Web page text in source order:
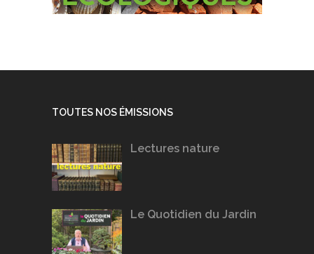
TOUTES NOS ÉMISSIONS
Lectures nature
Le Quotidien du Jardin